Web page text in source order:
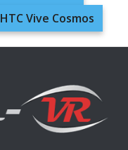
HTC Vive Cosmos